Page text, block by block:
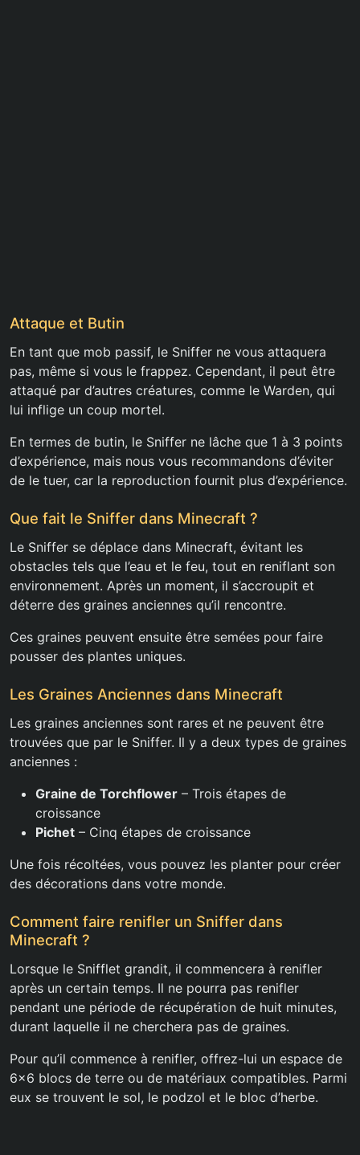
Attaque et Butin
En tant que mob passif, le Sniffer ne vous attaquera
pas, même si vous le frappez. Cependant, il peut être
attaqué par d’autres créatures, comme le Warden, qui
lui inflige un coup mortel.
En termes de butin, le Sniffer ne lâche que 1 à 3 points
d’expérience, mais nous vous recommandons d’éviter
de le tuer, car la reproduction fournit plus d’expérience.
Que fait le Sniffer dans Minecraft ?
Le Sniffer se déplace dans Minecraft, évitant les
obstacles tels que l’eau et le feu, tout en reniflant son
environnement. Après un moment, il s’accroupit et
déterre des graines anciennes qu’il rencontre.
Ces graines peuvent ensuite être semées pour faire
pousser des plantes uniques.
Les Graines Anciennes dans Minecraft
Les graines anciennes sont rares et ne peuvent être
trouvées que par le Sniffer. Il y a deux types de graines
anciennes :
Graine de Torchflower – Trois étapes de
croissance
Pichet – Cinq étapes de croissance
Une fois récoltées, vous pouvez les planter pour créer
des décorations dans votre monde.
Comment faire renifler un Sniffer dans
Minecraft ?
Lorsque le Snifflet grandit, il commencera à renifler
après un certain temps. Il ne pourra pas renifler
pendant une période de récupération de huit minutes,
durant laquelle il ne cherchera pas de graines.
Pour qu’il commence à renifler, offrez-lui un espace de
6×6 blocs de terre ou de matériaux compatibles. Parmi
eux se trouvent le sol, le podzol et le bloc d’herbe.